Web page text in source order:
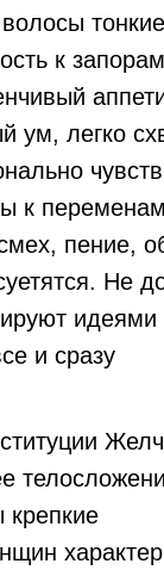
к запорам
ум, легко
к
пение,
Не
идеями
и сразу